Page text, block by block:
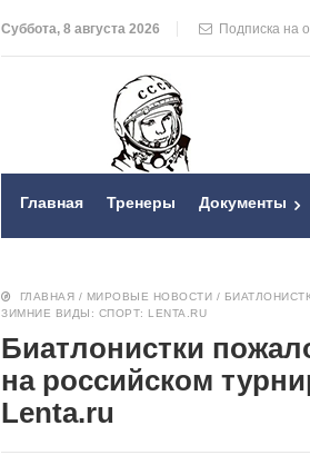
Суббота, 8 августа 2026 Подписка на
Главная Тренеры Документы
ГЛАВНАЯ / МИРОВЫЕ НОВОСТИ /
ЗИМНИЕ ВИДЫ: СПОРТ: LENTA.RU
Биатлонистки
на российском
Lenta.ru